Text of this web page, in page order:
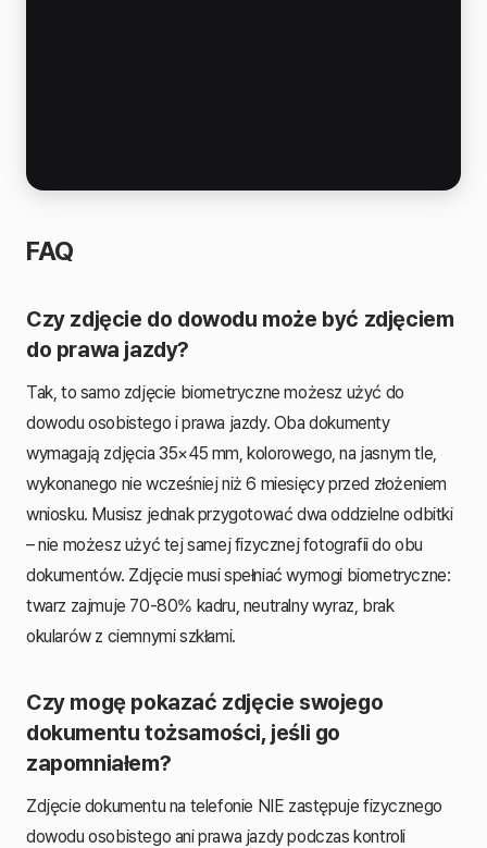
FAQ
Czy zdjęcie do dowodu może być zdjęciem
do prawa jazdy?
Tak, to samo zdjęcie biometryczne możesz użyć do
dowodu osobistego i prawa jazdy. Oba dokumenty
wymagają zdjęcia 35×45 mm, kolorowego, na jasnym tle,
wykonanego nie wcześniej niż 6 miesięcy przed złożeniem
wniosku. Musisz jednak przygotować dwa oddzielne odbitki
– nie możesz użyć tej samej fizycznej fotografii do obu
dokumentów. Zdjęcie musi spełniać wymogi biometryczne:
twarz zajmuje 70-80% kadru, neutralny wyraz, brak
okularów z ciemnymi szkłami.
Czy mogę pokazać zdjęcie swojego
dokumentu tożsamości, jeśli go
zapomniałem?
Zdjęcie dokumentu na telefonie NIE zastępuje fizycznego
dowodu osobistego ani prawa jazdy podczas kontroli